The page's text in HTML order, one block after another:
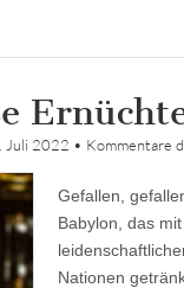
Juli 2022 • Kommentare
Gefallen,
Babylon, das
Nationen